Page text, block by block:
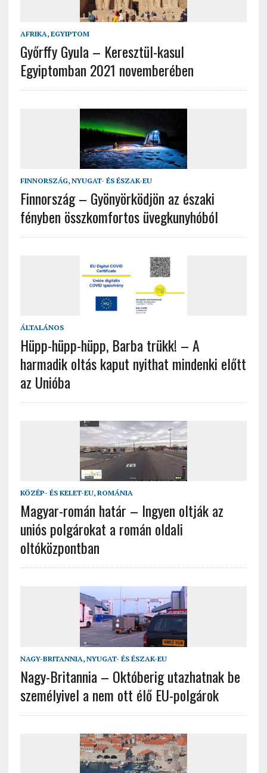
AFRIKA, EGYIPTOM
Győrffy Gyula – Keresztül-kasul
Egyiptomban 2021 novemberében
FINNORSZÁG, NYUGAT- ÉS ÉSZAK-EU
Finnország – Gyönyörködjön az északi
fényben összkomfortos üvegkunyhóból
ÁLTALÁNOS
Hüpp-hüpp-hüpp, Barba trükk! – A
harmadik oltás kaput nyithat mindenki előtt
az Unióba
KÖZÉP- ÉS KELET-EU, ROMÁNIA
Magyar-román határ – Ingyen oltják az
uniós polgárokat a román oldali
oltóközpontban
NAGY-BRITANNIA, NYUGAT- ÉS ÉSZAK-EU
Nagy-Britannia – Októberig utazhatnak be
személyivel a nem ott élő EU-polgárok